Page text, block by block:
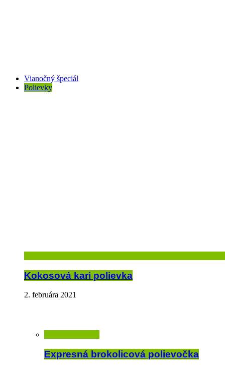
Vianočný špeciál
Polievky
Kokosová kari polievka
2. februára 2021
Expresná brokolicová polievočka